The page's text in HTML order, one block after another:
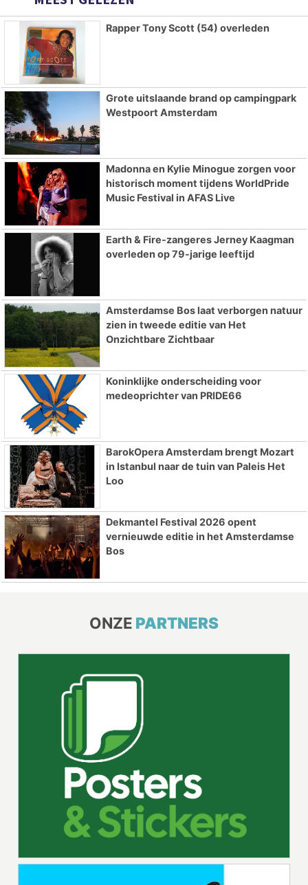
Rapper Tony Scott (54) overleden
Grote uitslaande brand op campingpark
Westpoort Amsterdam
Madonna en Kylie Minogue zorgen voor
historisch moment tijdens WorldPride
Music Festival in AFAS Live
Earth & Fire-zangeres Jerney Kaagman
overleden op 79-jarige leeftijd
Amsterdamse Bos laat verborgen natuur
zien in tweede editie van Het
Onzichtbare Zichtbaar
Koninklijke onderscheiding voor
medeoprichter van PRIDE66
BarokOpera Amsterdam brengt Mozart
in Istanbul naar de tuin van Paleis Het
Loo
Dekmantel Festival 2026 opent
vernieuwde editie in het Amsterdamse
Bos
ONZE PARTNERS